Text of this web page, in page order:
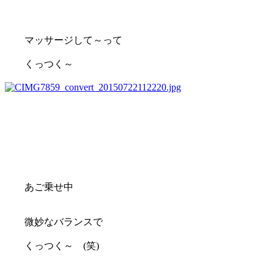
マッサージして～って
くっつく～
あご乗せ中
微妙なバランスで
くっつく～ (笑)